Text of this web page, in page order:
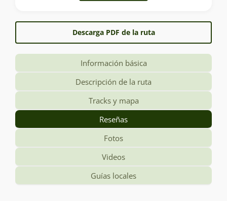
Descarga PDF de la ruta
Información básica
Descripción de la ruta
Tracks y mapa
Reseñas
Fotos
Videos
Guías locales